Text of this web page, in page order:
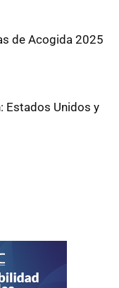
de Acogida 2025
Estados Unidos y